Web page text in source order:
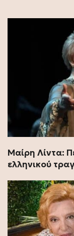
Μαίρη Λίντα:
ελληνικού